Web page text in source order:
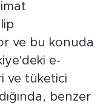
ve bu konuda
e-
ve tüketici
benzer